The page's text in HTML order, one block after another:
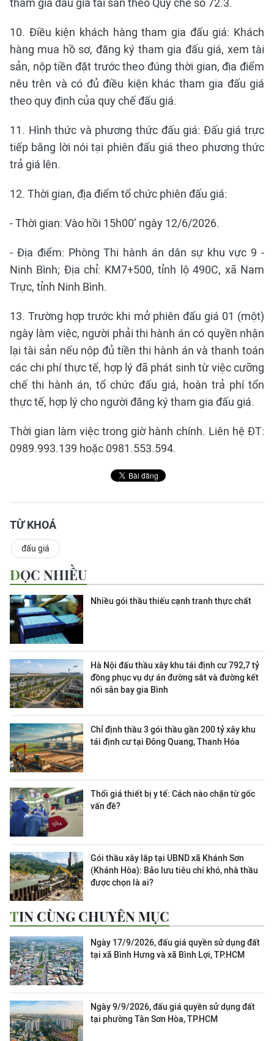
tham gia đấu giá tài sản theo Quy chế số 72.3.
10. Điều kiện khách hàng tham gia đấu giá: Khách
hàng mua hồ sơ, đăng ký tham gia đấu giá, xem tài
sản, nộp tiền đặt trước theo đúng thời gian, địa điểm
nêu trên và có đủ điều kiện khác tham gia đấu giá
theo quy định của quy chế đấu giá.
11. Hình thức và phương thức đấu giá: Đấu giá trực
tiếp bằng lời nói tại phiên đấu giá theo phương thức
trả giá lên.
12. Thời gian, địa điểm tổ chức phiên đấu giá:
- Thời gian: Vào hồi 15h00’ ngày 12/6/2026.
- Địa điểm: Phòng Thi hành án dân sự khu vực 9 -
Ninh Bình; Địa chỉ: KM7+500, tỉnh lộ 490C, xã Nam
Trực, tỉnh Ninh Bình.
13. Trường hợp trước khi mở phiên đấu giá 01 (một)
ngày làm việc, người phải thi hành án có quyền nhận
lại tài sản nếu nộp đủ tiền thi hành án và thanh toán
các chi phí thực tế, hợp lý đã phát sinh từ việc cưỡng
chế thi hành án, tổ chức đấu giá, hoàn trả phí tổn
thực tế, hợp lý cho người đăng ký tham gia đấu giá.
Thời gian làm việc trong giờ hành chính. Liên hệ ĐT:
0989.993.139 hoặc 0981.553.594.
TỪ KHOÁ
đấu giá
ĐỌC NHIỀU
Nhiều gói thầu thiếu cạnh tranh thực chất
Hà Nội đấu thầu xây khu tái định cư 792,7 tỷ
đồng phục vụ dự án đường sắt và đường kết
nối sân bay gia Bình
Chỉ định thầu 3 gói thầu gần 200 tỷ xây khu
tái định cư tại Đông Quang, Thanh Hóa
Thổi giá thiết bị y tế: Cách nào chặn từ gốc
vấn đề?
Gói thầu xây lắp tại UBND xã Khánh Sơn
(Khánh Hòa): Bảo lưu tiêu chí khó, nhà thầu
được chọn là ai?
TIN CÙNG CHUYÊN MỤC
Ngày 17/9/2026, đấu giá quyền sử dụng đất
tại xã Bình Hưng và xã Bình Lợi, TP.HCM
Ngày 9/9/2026, đấu giá quyền sử dụng đất
tại phường Tân Sơn Hòa, TP.HCM